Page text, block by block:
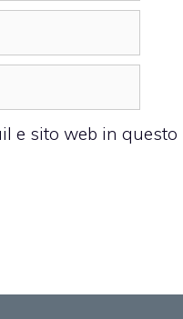
e sito web in